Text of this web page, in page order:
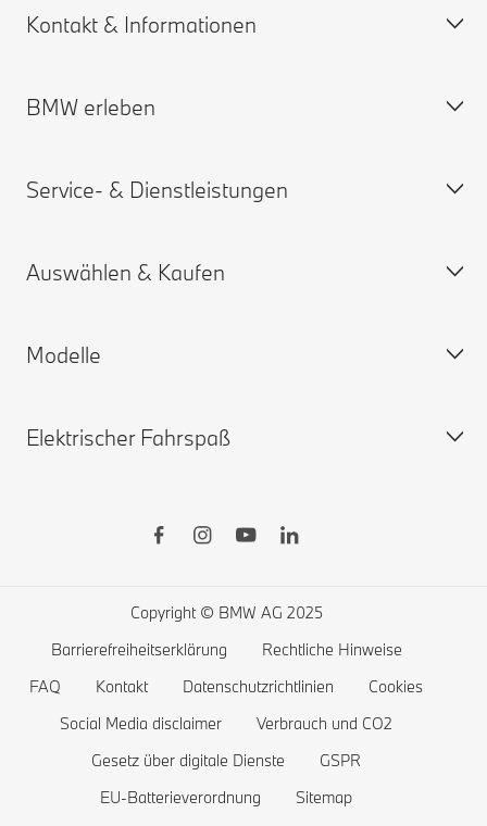
Kontakt & Informationen
Hilfe & Kontakt
Pannenhilfe
BMW erleben
BMW Karriere
Service- & Dienstleistungen
Online Service-termin
Gewährleistung
Auswählen & Kaufen
Personalisieren Sie Ihr Auto
Gebrauchtwagen
Modelle
BMW X
BMW 3er
BMW 2er
BMW 1er
Die BMW X1 familie
Elektrischer Fahrspaß
Kosten von Elektrofahrzeugen
Batterie und Antriebstechnologie
Copyright © BMW AG 2025
Barrierefreiheitserklärung
Rechtliche Hinweise
FAQ
Kontakt Datenschutzrichtlinien
Cookies
Social Media disclaimer
Verbrauch und CO2
Gesetz über digitale Dienste
GSPR
EU-Batterieverordnung
Sitemap